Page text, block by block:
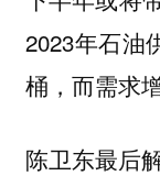
2023年石油
桶，而需求
陈卫东最后